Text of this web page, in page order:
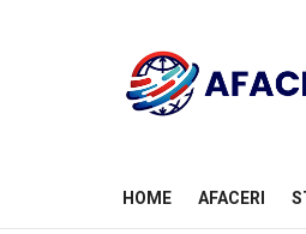
HOME AFACERI